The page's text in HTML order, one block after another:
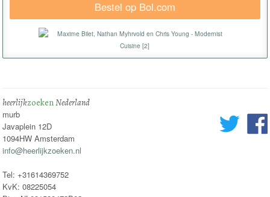
Bestel op Bol.com
heerlijkzoekenNederland
murb
Javaplein 12D
1094HW Amsterdam
info@heerlijkzoeken.nl
Tel: +31614369752
KvK: 08225054